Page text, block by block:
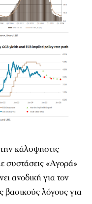
κάλυψηστις
συστάσεις «Αγορά»
ανοδική για τον
βασικούς λόγους για